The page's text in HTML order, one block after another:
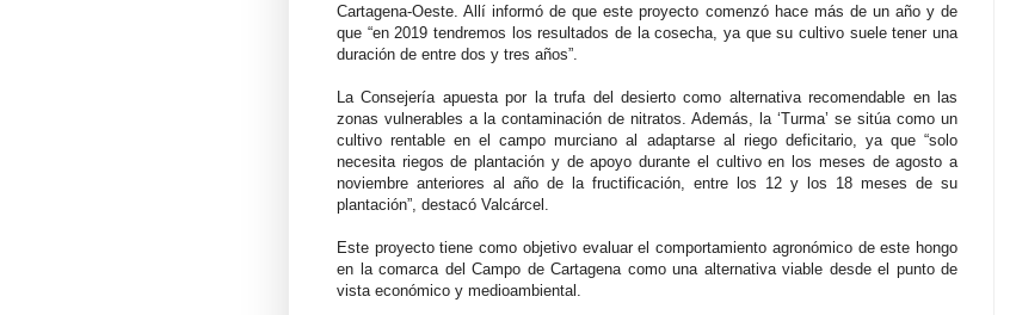
Cartagena-Oeste. Allí informó de que este proyecto comenzó hace más de un año y de
que “en 2019 tendremos los resultados de la cosecha, ya que su cultivo suele tener una
duración de entre dos y tres años”.
La Consejería apuesta por la trufa del desierto como alternativa recomendable en las
zonas vulnerables a la contaminación de nitratos. Además, la ‘Turma’ se sitúa como un
cultivo rentable en el campo murciano al adaptarse al riego deficitario, ya que “solo
necesita riegos de plantación y de apoyo durante el cultivo en los meses de agosto a
noviembre anteriores al año de la fructificación, entre los 12 y los 18 meses de su
plantación”, destacó Valcárcel.
Este proyecto tiene como objetivo evaluar el comportamiento agronómico de este hongo
en la comarca del Campo de Cartagena como una alternativa viable desde el punto de
vista económico y medioambiental.